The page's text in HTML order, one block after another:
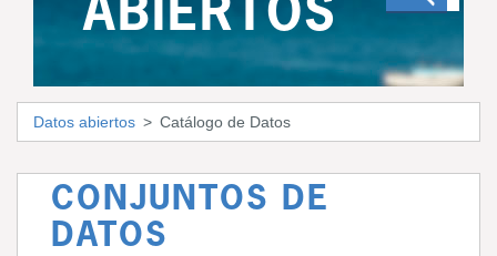
ABIERTOS
Datos abiertos Catálogo de Datos
CONJUNTOS DE
DATOS